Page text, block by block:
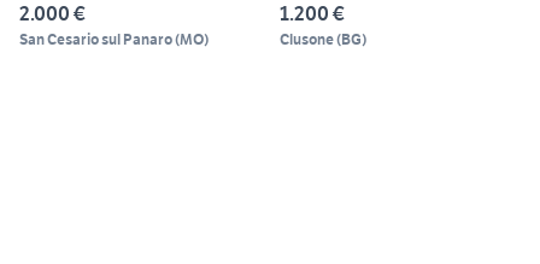
2.000 €
San Cesario sul Panaro(MO)
1.200 €
Clusone(BG)